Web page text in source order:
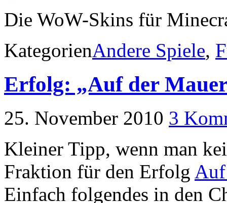
Die WoW-Skins für
KategorienAndere Spiele,
Erfolg: „Auf der
25. November 2010 3
Kleiner Tipp, wenn man
Fraktion für den Erfolg
Einfach folgendes in den